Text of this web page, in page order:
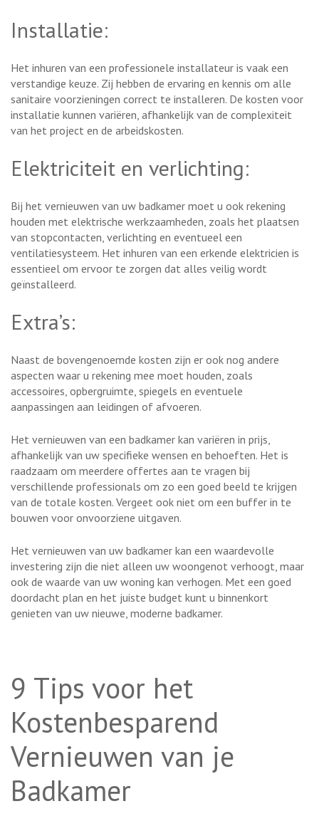
Installatie:
Het inhuren van een professionele installateur is vaak een
verstandige keuze. Zij hebben de ervaring en kennis om alle
sanitaire voorzieningen correct te installeren. De kosten voor
installatie kunnen variëren, afhankelijk van de complexiteit
van het project en de arbeidskosten.
Elektriciteit en verlichting:
Bij het vernieuwen van uw badkamer moet u ook rekening
houden met elektrische werkzaamheden, zoals het plaatsen
van stopcontacten, verlichting en eventueel een
ventilatiesysteem. Het inhuren van een erkende elektricien is
essentieel om ervoor te zorgen dat alles veilig wordt
geïnstalleerd.
Extra’s:
Naast de bovengenoemde kosten zijn er ook nog andere
aspecten waar u rekening mee moet houden, zoals
accessoires, opbergruimte, spiegels en eventuele
aanpassingen aan leidingen of afvoeren.
Het vernieuwen van een badkamer kan variëren in prijs,
afhankelijk van uw specifieke wensen en behoeften. Het is
raadzaam om meerdere offertes aan te vragen bij
verschillende professionals om zo een goed beeld te krijgen
van de totale kosten. Vergeet ook niet om een buffer in te
bouwen voor onvoorziene uitgaven.
Het vernieuwen van uw badkamer kan een waardevolle
investering zijn die niet alleen uw woongenot verhoogt, maar
ook de waarde van uw woning kan verhogen. Met een goed
doordacht plan en het juiste budget kunt u binnenkort
genieten van uw nieuwe, moderne badkamer.
9 Tips voor het
Kostenbesparend
Vernieuwen van je
Badkamer